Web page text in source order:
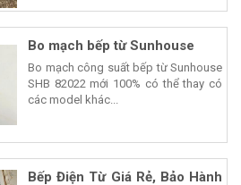
Bo mạch bếp từ Sunhouse
Bo mạch công suất bếp từ Sunhouse
SHB 82022 mới 100% có thể thay có
các model khác...
Bếp Điện Từ Giá Rẻ, Bảo Hành